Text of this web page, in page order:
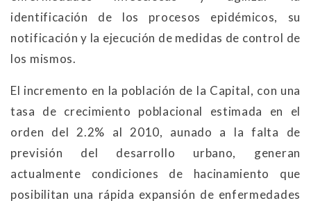
identificación de los procesos epidémicos, su
notificación y la ejecución de medidas de control de
los mismos.
El incremento en la población de la Capital, con una
tasa de crecimiento poblacional estimada en el
orden del 2.2% al 2010, aunado a la falta de
previsión del desarrollo urbano, generan
actualmente condiciones de hacinamiento que
posibilitan una rápida expansión de enfermedades